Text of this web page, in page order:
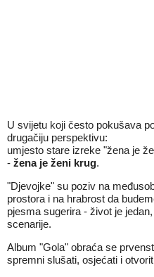
U svijetu koji često pokušava
drugačiju perspektivu:
umjesto stare izreke "žena je
- žena je ženi krug.
"Djevojke" su poziv na
prostora i na hrabrost da
pjesma sugerira - život je
scenarije.
Album "Gola" obraća se
spremni slušati, osjećati i